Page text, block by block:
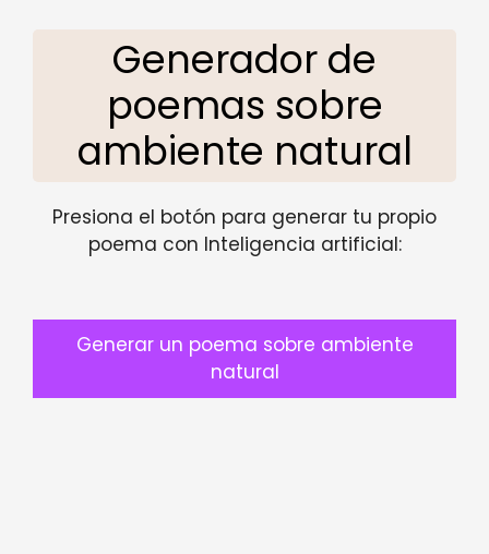
Generador de
poemas sobre
ambiente natural
Presiona el botón para generar tu propio
poema con Inteligencia artificial:
Generar un poema sobre ambiente
natural